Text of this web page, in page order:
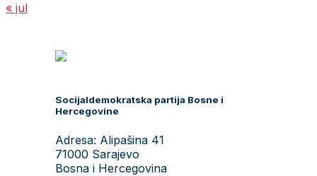
« jul
Socijaldemokratska partija Bosne i
Hercegovine
Adresa: Alipašina 41
71000 Sarajevo
Bosna i Hercegovina